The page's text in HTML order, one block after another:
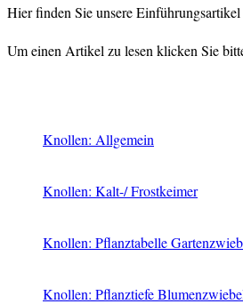
Hier finden Sie unsere
Um einen Artikel zu lesen klicken Sie
Knollen: Allgemein
Knollen: Kalt-/ Frostkeimer
Knollen: Pflanztabelle
Knollen: Pflanztiefe